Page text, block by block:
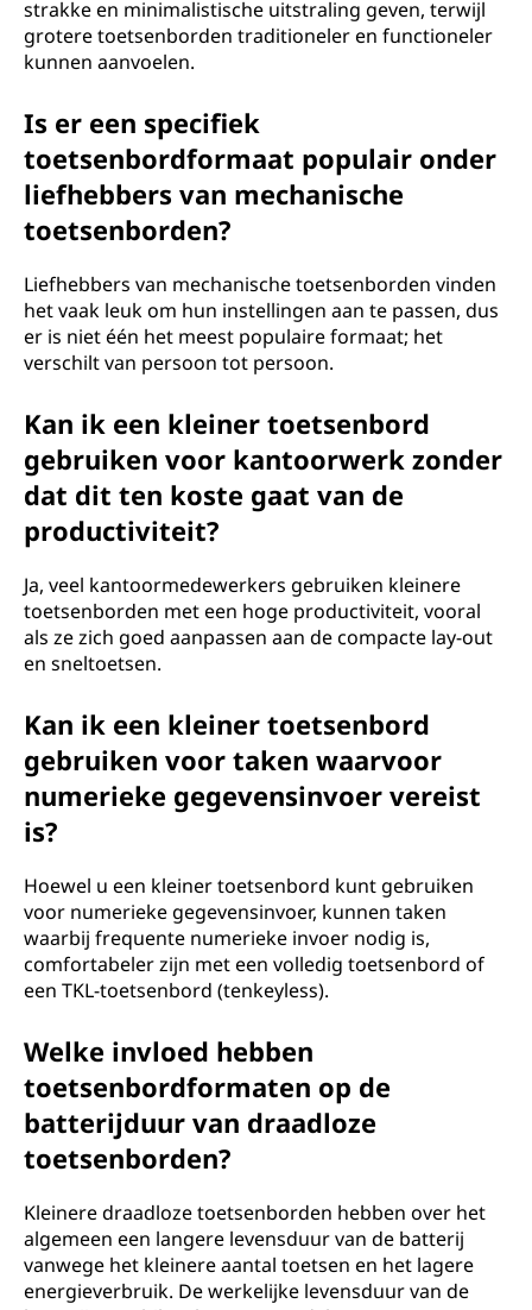
strakke en minimalistische uitstraling geven, terwijl
grotere toetsenborden traditioneler en functioneler
kunnen aanvoelen.
Is er een specifiek
toetsenbordformaat populair onder
liefhebbers van mechanische
toetsenborden?
Liefhebbers van mechanische toetsenborden vinden
het vaak leuk om hun instellingen aan te passen, dus
er is niet één het meest populaire formaat; het
verschilt van persoon tot persoon.
Kan ik een kleiner toetsenbord
gebruiken voor kantoorwerk zonder
dat dit ten koste gaat van de
productiviteit?
Ja, veel kantoormedewerkers gebruiken kleinere
toetsenborden met een hoge productiviteit, vooral
als ze zich goed aanpassen aan de compacte lay-out
en sneltoetsen.
Kan ik een kleiner toetsenbord
gebruiken voor taken waarvoor
numerieke gegevensinvoer vereist
is?
Hoewel u een kleiner toetsenbord kunt gebruiken
voor numerieke gegevensinvoer, kunnen taken
waarbij frequente numerieke invoer nodig is,
comfortabeler zijn met een volledig toetsenbord of
een TKL-toetsenbord (tenkeyless).
Welke invloed hebben
toetsenbordformaten op de
batterijduur van draadloze
toetsenborden?
Kleinere draadloze toetsenborden hebben over het
algemeen een langere levensduur van de batterij
vanwege het kleinere aantal toetsen en het lagere
energieverbruik. De werkelijke levensduur van de